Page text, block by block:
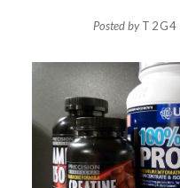
Posted byT2G4